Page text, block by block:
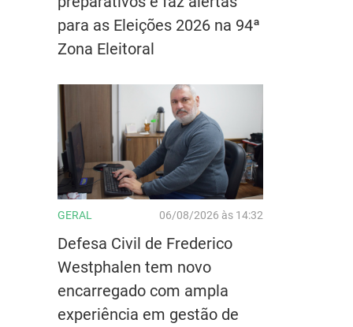
para as Eleições 2026 na 94ª
Zona Eleitoral
GERAL 06/08/2026 às 14:32
Defesa Civil de Frederico
Westphalen tem novo
encarregado com ampla
experiência em gestão de